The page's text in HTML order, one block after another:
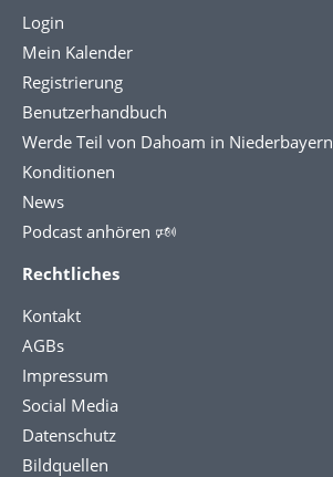
Login
Mein Kalender
Registrierung
Benutzerhandbuch
Werde Teil von Dahoam in Niederbayern
Konditionen
News
Podcast anhören 🕬
Rechtliches
Kontakt
AGBs
Impressum
Social Media
Datenschutz
Bildquellen